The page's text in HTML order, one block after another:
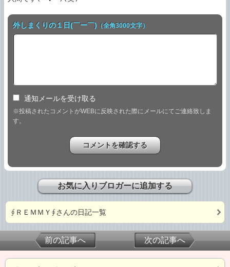
外しまくりの１日(￣ー￣) （全角3000文字）
通知メールを受け取る
※投稿されたコメントがWEBに反映された際にメールにてご連絡致しま
す。
お気に入りブロガーに追加する
∮ＲＥＭＭＹ∮さんの日記一覧
前の記事へ 次の記事へ